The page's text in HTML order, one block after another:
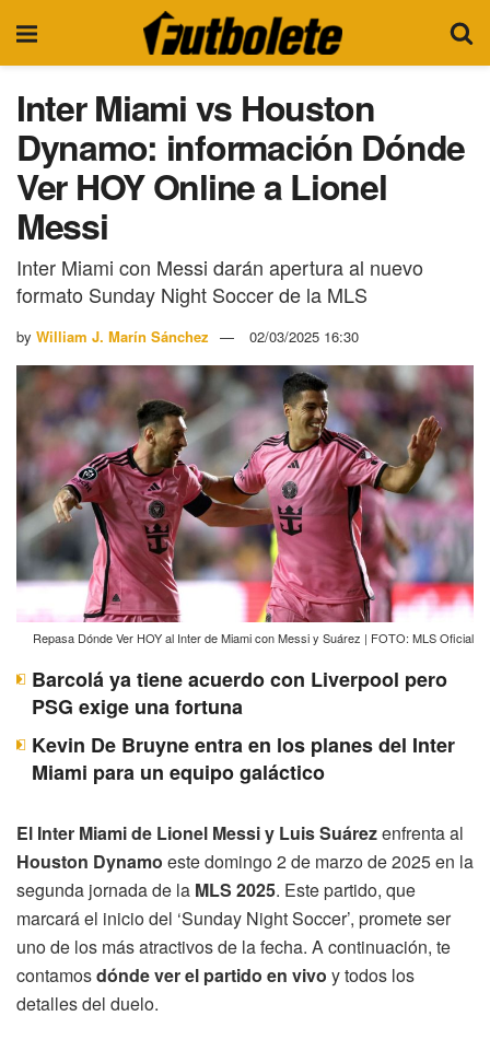
Inter Miami vs Houston
Dynamo: información Dónde
Ver HOY Online a Lionel
Messi
Inter Miami con Messi darán apertura al nuevo
formato Sunday Night Soccer de la MLS
by William J. Marín Sánchez 02/03/2025 16:30
Repasa Dónde Ver HOY al Inter de Miami con Messi y Suárez | FOTO: MLS Oficial
Barcolá ya tiene acuerdo con Liverpool pero
PSG exige una fortuna
Kevin De Bruyne entra en los planes del Inter
Miami para un equipo galáctico
El Inter Miami de Lionel Messi y Luis Suárezenfrenta al
Houston Dynamo este domingo 2 de marzo de 2025 en la
segunda jornada de la MLS 2025. Este partido, que
marcará el inicio del ‘Sunday Night Soccer’, promete ser
uno de los más atractivos de la fecha. A continuación, te
contamosdónde ver el partido en vivo y todos los
detalles del duelo.